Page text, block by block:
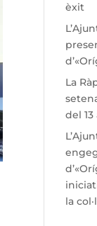
èxit
La
del 13
la